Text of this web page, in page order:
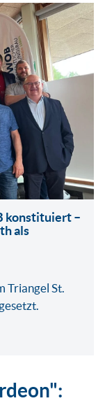
konstituiert –
als
Triangel St.